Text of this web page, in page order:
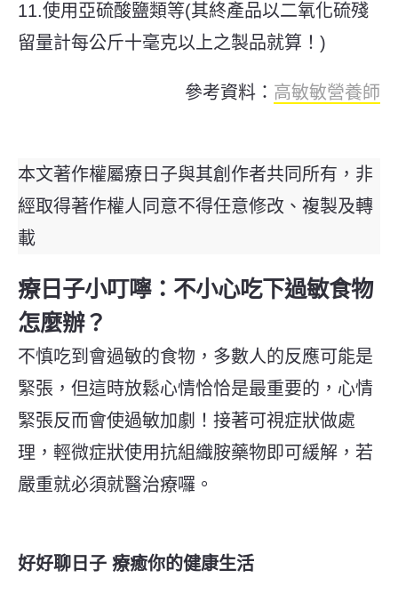
11.使用亞硫酸鹽類等(其終產品以二氧化硫殘
留量計每公斤十毫克以上之製品就算！)
參考資料： 高敏敏營養師
本文著作權屬療日子與其創作者共同所有，非
經取得著作權人同意不得任意修改、複製及轉
載
療日子小叮嚀： 不小心吃下過敏食物
怎麼辦？
不慎吃到會過敏的食物，多數人的反應可能是
緊張，但這時放鬆心情恰恰是最重要的，心情
緊張反而會使過敏加劇！接著可視症狀做處
理，輕微症狀使用抗組織胺藥物即可緩解，若
嚴重就必須就醫治療囉。
好好聊日子 療癒你的健康生活